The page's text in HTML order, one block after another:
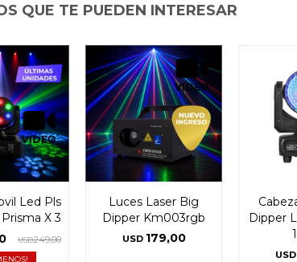
QUE TE PUEDEN INTERESAR
Led Pls
X 3
USD249,00
Luces Laser Big
Dipper Km003rgb
USD 179,00
Dipper
USD